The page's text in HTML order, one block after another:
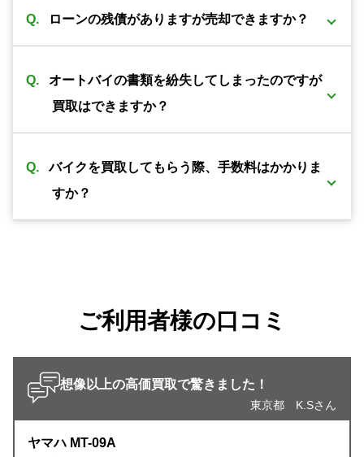
価値はなく、処分する際には必ず廃車費用がかかり
ったりと扱える会社が少ない為、売却が難しいとさ
れています。 しかし弊社は経験豊富な査定員がいる
為、安心してご売却頂けるかと思います。
ローンの残債がありますが売却できますか？
したあとの残金をお振込みとさせて頂きます。
オートバイの書類を紛失してしまったのですが
買取はできますか？
車済の書類の紛失の場合は再発行の際に廃車した際
の日時、ナンバープレートの番号、住所、名義人の
お名前が必須となります。 上記の4点がわからない
下がります。
バイクを買取してもらう際、手数料はかかりま
すか？
ご利用者様の口コミ
想像以上の高価買取で驚きました！
東京都 K.Sさん
ヤマハ MT-09A